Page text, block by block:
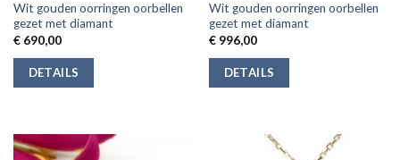
Wit gouden oorringen oorbellen
gezet met diamant
€690,00
DETAILS
Wit gouden oorringen oorbellen
gezet met diamant
€996,00
DETAILS